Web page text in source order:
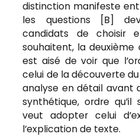
distinction manifeste
les questions [B]
candidats de choisir
souhaitent, la
est aisé de voir que
celui de la découverte
analyse en détail avant
synthétique, ordre qu’il
veut adopter celui
l’explication de texte.